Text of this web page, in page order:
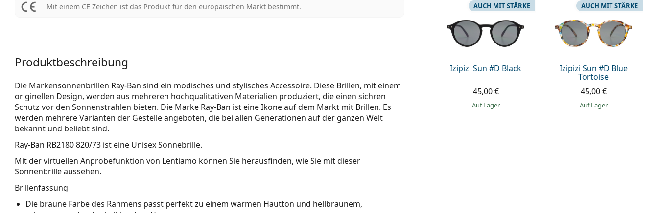
Mit einem CE Zeichen ist das Produkt für den europäischen Markt bestimmt.
Izipizi Sun #D Black
AUCH MIT STÄRKE
45,00 €
auf Lager
Izipizi Sun #D Blue
Tortoise
AUCH MIT STÄRKE
45,00 €
auf Lager
Produktbeschreibung
Die Markensonnenbrillen Ray-Ban sind ein modisches und stylisches Accessoire. Diese Brillen, mit einem
originellen Design, werden aus mehreren hochqualitativen Materialien produziert, die einen sichren
Schutz vor den Sonnenstrahlen bieten. Die Marke Ray-Ban ist eine Ikone auf dem Markt mit Brillen. Es
werden mehrere Varianten der Gestelle angeboten, die bei allen Generationen auf der ganzen Welt
bekannt und beliebt sind.
Ray-Ban RB2180 820/73 ist eine Unisex Sonnebrille.
Mit der virtuellen Anprobefunktion von Lentiamo können Sie herausfinden, wie Sie mit dieser
Sonnenbrille aussehen.
Brillenfassung
Die braune Farbe des Rahmens passt perfekt zu einem warmen Hautton und hellbraunem,